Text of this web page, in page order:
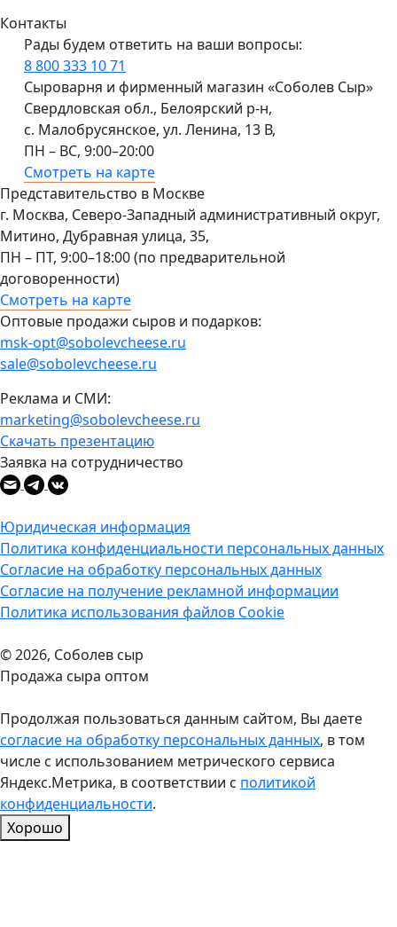
Контакты
Рады будем ответить на ваши вопросы:
8 800 333 10 71
Сыроварня и фирменный магазин «Соболев Сыр»
Свердловская обл., Белоярский р-н,
с. Малобрусянское, ул. Ленина, 13 В,
ПН – ВС, 9:00–20:00
Смотреть на карте
Представительство в Москве
г. Москва, Северо-Западный административный округ,
Митино, Дубравная улица, 35,
ПН – ПТ, 9:00–18:00 (по предварительной
договоренности)
Смотреть на карте
Оптовые продажи сыров и подарков:
msk-opt@sobolevcheese.ru
sale@sobolevcheese.ru
Реклама и СМИ:
marketing@sobolevcheese.ru
Скачать презентацию
Заявка на сотрудничество
© 2026, Соболев сыр
Продажа сыра оптом
Юридическая информация
Политика конфиденциальности персональных данных
Согласие на обработку персональных данных
Согласие на получение рекламной информации
Политика использования файлов Cookie
Продолжая пользоваться данным сайтом, Вы даете
согласие на обработку персональных данных, в том
числе с использованием метрического сервиса
Яндекс.Метрика, в соответствии с политикой
конфиденциальности.
Хорошо